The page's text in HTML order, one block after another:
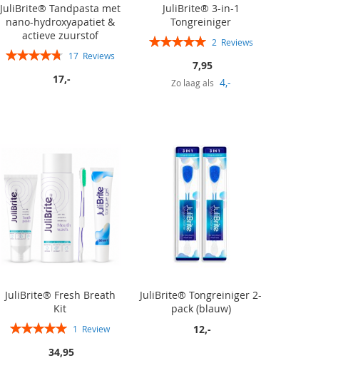
JuliBrite® Tandpasta met
nano-hydroxyapatiet &
actieve zuurstof
Rating:
17 Reviews
17,-
JuliBrite® 3-in-1
Tongreiniger
Rating:
2 Reviews
7,95
Zo laag als 4,-
JuliBrite® Fresh Breath
Kit
Rating:
1 Review
34,95
JuliBrite® Tongreiniger 2-
pack (blauw)
12,-